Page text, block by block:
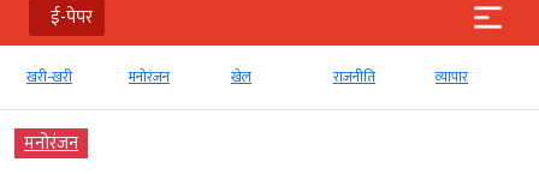
ई-पेपर
खरी-खरी मनोरंजन खेल राजनीति व्‍यापार
मनोरंजन